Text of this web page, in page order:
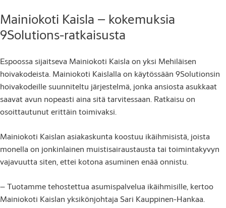
Mainiokoti Kaisla – kokemuksia
9Solutions-ratkaisusta
Espoossa sijaitseva Mainiokoti Kaisla on yksi Mehiläisen
hoivakodeista. Mainiokoti Kaislalla on käytössään 9Solutionsin
hoivakodeille suunniteltu järjestelmä, jonka ansiosta asukkaat
saavat avun nopeasti aina sitä tarvitessaan. Ratkaisu on
osoittautunut erittäin toimivaksi.
Mainiokoti Kaislan asiakaskunta koostuu ikäihmisistä, joista
monella on jonkinlainen muistisairaustausta tai toimintakyvyn
vajavuutta siten, ettei kotona asuminen enää onnistu.
– Tuotamme tehostettua asumispalvelua ikäihmisille, kertoo
Mainiokoti Kaislan yksikönjohtaja Sari Kauppinen-Hankaa.